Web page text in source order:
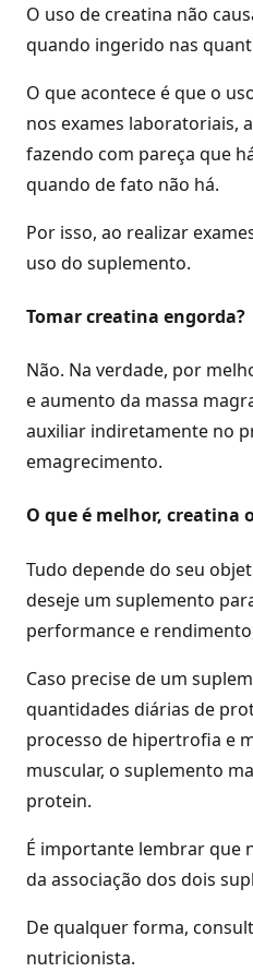
O uso de creatina não
quando ingerido nas
O que acontece é que o
nos exames laboratoriais,
fazendo com pareça que
quando de fato não há.
Por isso, ao realizar
uso do suplemento.
Tomar creatina engorda?
Não. Na verdade, por
e aumento da massa
auxiliar indiretamente no
emagrecimento.
O que é melhor, creatina
Tudo depende do seu
deseje um suplemento
performance e
Caso precise de um
quantidades diárias de
processo de hipertrofia e
muscular, o suplemento
protein.
É importante lembrar que
da associação dos dois
De qualquer forma,
nutricionista.